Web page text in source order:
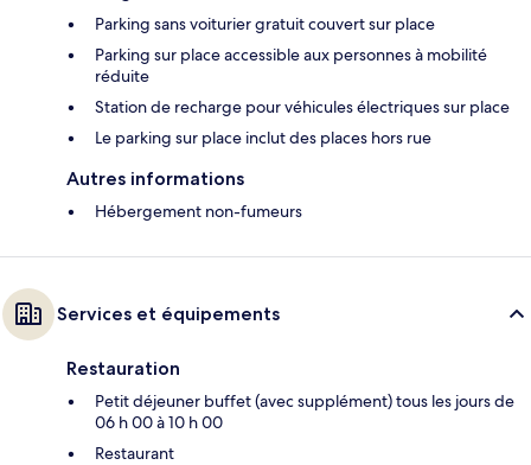
Parking sans voiturier gratuit couvert sur place
Parking sur place accessible aux personnes à mobilité
réduite
Station de recharge pour véhicules électriques sur place
Le parking sur place inclut des places hors rue
Autres informations
Hébergement non-fumeurs
Services et équipements
Restauration
Petit déjeuner buffet (avec supplément) tous les jours de
06 h 00 à 10 h 00
Restaurant